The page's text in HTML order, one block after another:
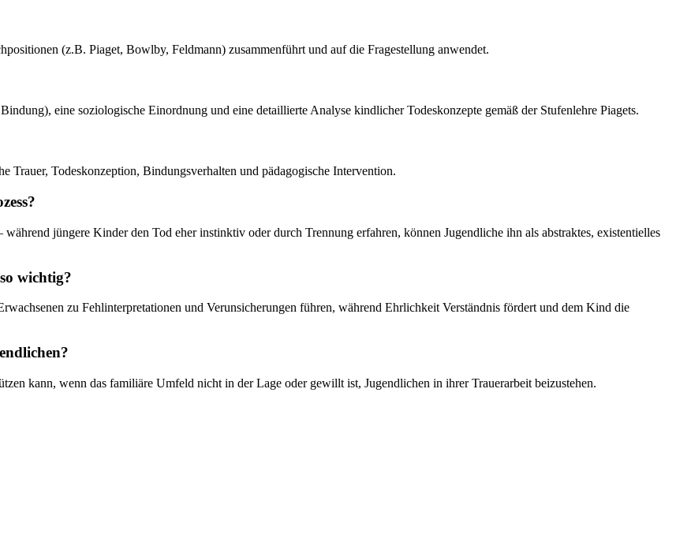
(z.B. Piaget, Bowlby, Feldmann) zusammenführt und auf die Fragestellung anwendet.
eine soziologische Einordnung und eine detaillierte Analyse kindlicher Todeskonzepte gemäß der Stufenlehre Piagets.
Todeskonzeption, Bindungsverhalten und pädagogische Intervention.
jüngere Kinder den Tod eher instinktiv oder durch Trennung erfahren, können Jugendliche ihn als abstraktes, existentielles
wichtig?
zu Fehlinterpretationen und Verunsicherungen führen, während Ehrlichkeit Verständnis fördert und dem Kind die
kann, wenn das familiäre Umfeld nicht in der Lage oder gewillt ist, Jugendlichen in ihrer Trauerarbeit beizustehen.